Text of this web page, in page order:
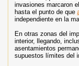
invasiones marcaron
hasta el punto de que
independiente en la
En otras zonas del
interior, llegando,
asentamientos
supuestos límites del